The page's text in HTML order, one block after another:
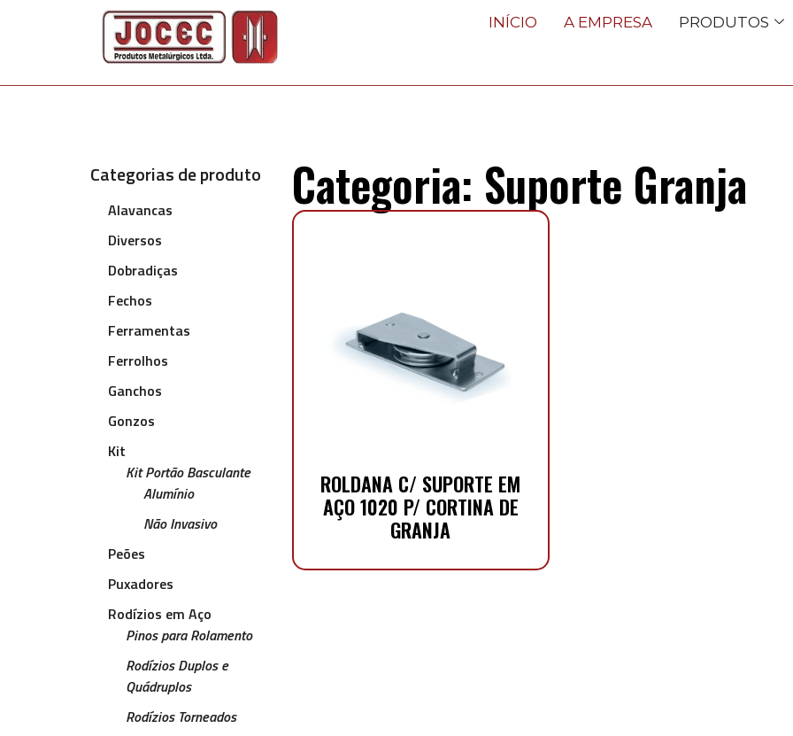
INÍCIO A EMPRESA PRODUTOS
Categorias de produto
Alavancas
Diversos
Dobradiças
Fechos
Ferramentas
Ferrolhos
Ganchos
Gonzos
Kit
Kit Portão Basculante
Alumínio
Não Invasivo
Peões
Puxadores
Rodízios em Aço
Pinos para Rolamento
Rodízios Duplos e
Quádruplos
Rodízios Torneados
Categoria: Suporte Granja
ROLDANA C/ SUPORTE EM
AÇO 1020 P/ CORTINA DE
GRANJA